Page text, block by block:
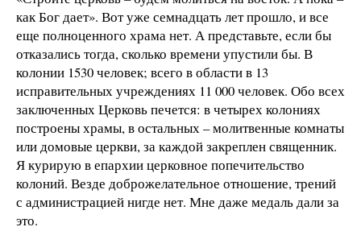
как Бог дает». Вот уже семнадцать лет прошло, и все
еще полноценного храма нет. А представьте, если бы
отказались тогда, сколько времени упустили бы. В
колонии 1530 человек; всего в области в 13
исправительных учреждениях 11 000 человек. Обо всех
заключенных Церковь печется: в четырех колониях
построены храмы, в остальных – молитвенные комнаты
или домовые церкви, за каждой закреплен священник.
Я курирую в епархии церковное попечительство
колоний. Везде доброжелательное отношение, трений
с администрацией нигде нет. Мне даже медаль дали за
это.